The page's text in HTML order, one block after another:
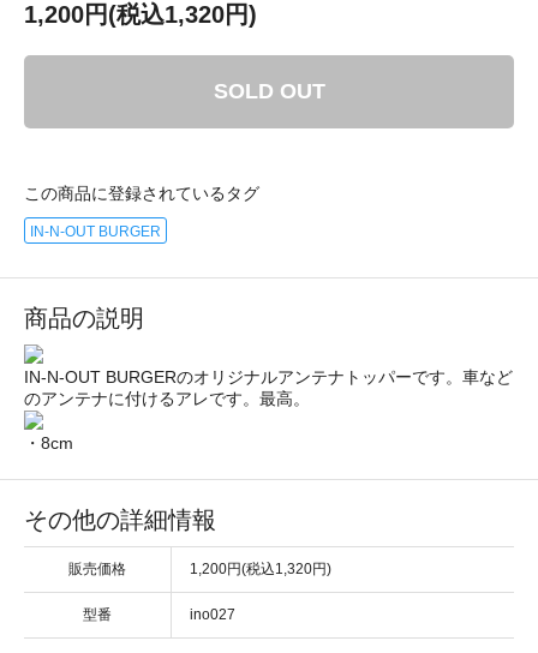
1,200円(税込1,320円)
SOLD OUT
この商品に登録されているタグ
IN-N-OUT BURGER
商品の説明
IN-N-OUT BURGERのオリジナルアンテナトッパーです。車など
のアンテナに付けるアレです。最高。
・8cm
その他の詳細情報
販売価格 1,200円(税込1,320円)
型番 ino027